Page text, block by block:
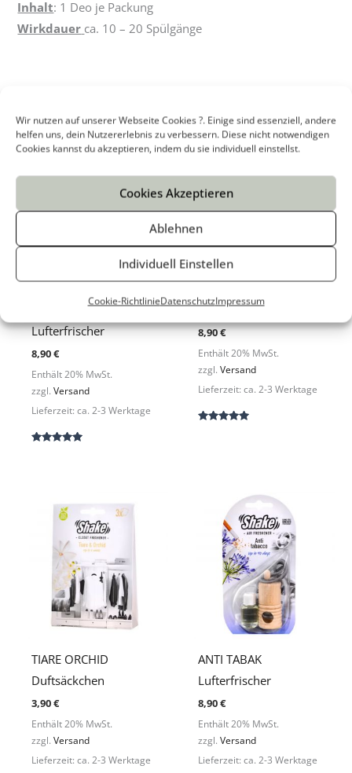
Wir nutzen auf unserer Webseite Cookies ?. Einige sind essenziell, andere
helfen uns, dein Nutzererlebnis zu verbessern. Diese nicht notwendigen
Cookies kannst du akzeptieren, indem du sie individuell einstellst.
Cookies Akzeptieren
Ablehnen
Individuell Einstellen
Cookie-RichtlinieDatenschutzImpressum
Inhalt: 1 Deo je Packung
Wirkdauer ca. 10 – 20 Spülgänge
...folgendes könnte dir auch gefallen
BLÜTENBRISE
Lufterfrischer
8,90€
Enthält 20% MwSt.
zzgl. Versand
Lieferzeit: ca. 2-3 Werktage
VANILLE Lufterfrischer
8,90€
Enthält 20% MwSt.
zzgl. Versand
Lieferzeit: ca. 2-3 Werktage
TIARE ORCHID
Duftsäckchen
3,90€
Enthält 20% MwSt.
zzgl. Versand
Lieferzeit: ca. 2-3 Werktage
ANTI TABAK
Lufterfrischer
8,90€
Enthält 20% MwSt.
zzgl. Versand
Lieferzeit: ca. 2-3 Werktage